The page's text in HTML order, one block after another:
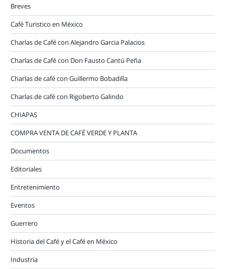
Breves
Café Turistico en México
Charlas de Café con Alejandro Garcia Palacios
Charlas de Café con Don Fausto Cantú Peña
Charlas de café con Guillermo Bobadilla
Charlas de café con Rigoberto Galindo
CHIAPAS
COMPRA VENTA DE CAFÉ VERDE Y PLANTA
Documentos
Editoriales
Entretenimiento
Eventos
Guerrero
Historia del Café y el Café en México
Industria